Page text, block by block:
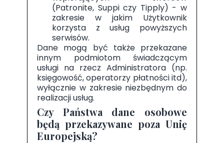
(Patronite, Suppi czy Tipply) - w
zakresie w jakim Użytkownik
korzysta z usług powyższych
serwisów.
Dane mogą być także przekazane
innym podmiotom świadczącym
usługi na rzecz Administratora (np.
księgowość, operatorzy płatności itd),
wyłącznie w zakresie niezbędnym do
realizacji usług.
Czy Państwa dane osobowe
będą przekazywane poza Unię
Europejską?